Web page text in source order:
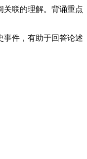
关联的理解。背诵重点
事件，有助于回答论述